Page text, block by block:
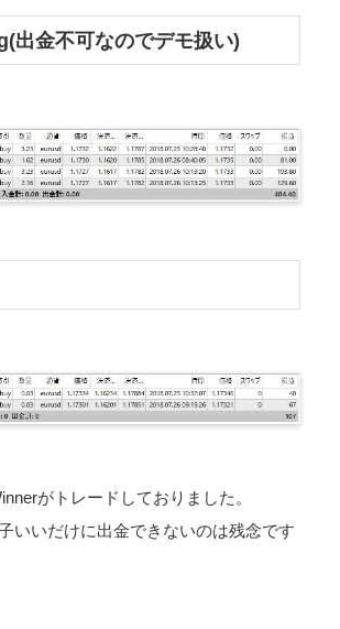
出金不可なのでデモ扱い)
がトレードしておりました。
いいだけに出金できないのは残念です